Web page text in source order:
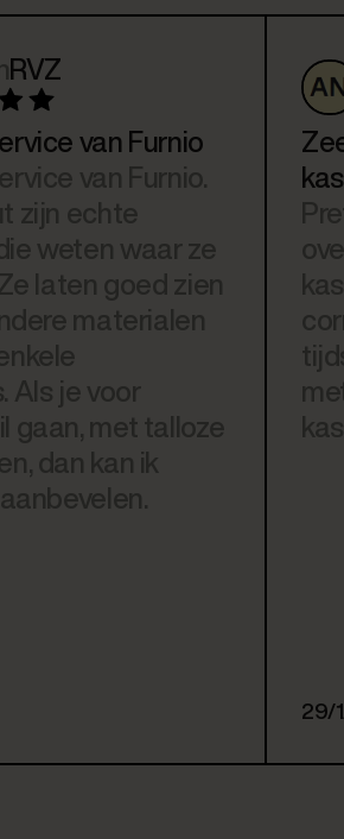
RVZ
van Furnio
van Furnio.
zijn echte
weten waar ze
laten goed zien
materialen
Als je voor
gaan, met talloze
dan kan ik
29/